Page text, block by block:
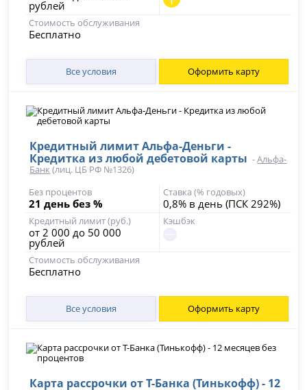
рублей
Стоимость обслуживания
Бесплатно
Все условия Оформить карту
Кредитный лимит Альфа-Деньги -
Кредитка из любой дебетовой карты -Альфа-
Банк (лиц. ЦБ РФ №1326)
Без процентов
21 день без %
Ставка (% годовых)
0,8% в день (ПСК 292%)
Кредитный лимит (руб.)
от 2 000 до 50 000
рублей
Кэшбэк
Стоимость обслуживания
Бесплатно
Все условия Оформить карту
Карта рассрочки от Т-Банка (Тинькофф) - 12